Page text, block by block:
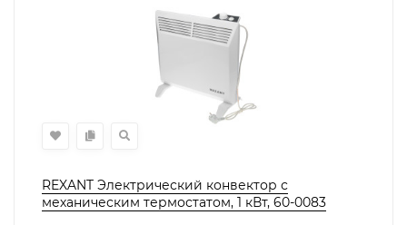
REXANT Электрический конвектор с
механическим термостатом, 1 кВт, 60-0083